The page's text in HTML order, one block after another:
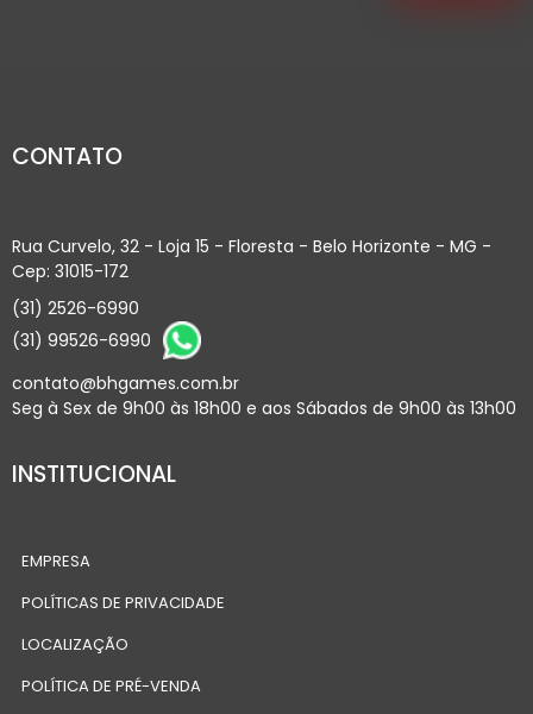
CONTATO
Rua Curvelo, 32 - Loja 15 - Floresta - Belo Horizonte - MG -
Cep: 31015-172
(31) 2526-6990
(31) 99526-6990
contato@bhgames.com.br
Seg à Sex de 9h00 às 18h00 e aos Sábados de 9h00 às 13h00
INSTITUCIONAL
EMPRESA
POLÍTICAS DE PRIVACIDADE
LOCALIZAÇÃO
POLÍTICA DE PRÉ-VENDA